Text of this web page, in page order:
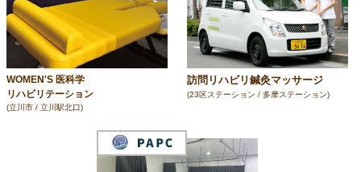
WOMEN'S 医科学
リハビリテーション
(立川市 / 立川駅北口)
訪問リハビリ鍼灸マッサージ
(23区ステーション / 多摩ステーション)